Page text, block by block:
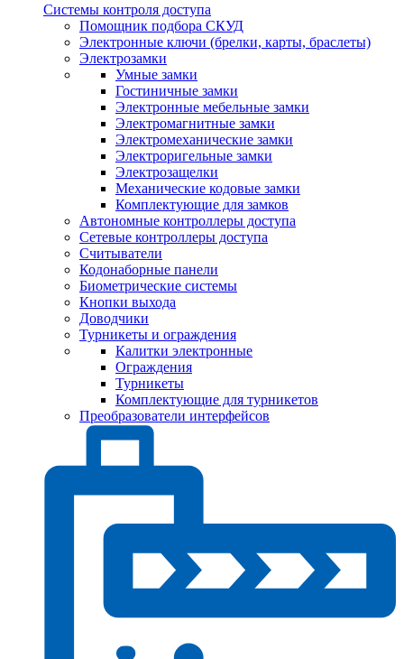
Системы контроля доступа
Помощник подбора СКУД
Электронные ключи (брелки, карты, браслеты)
Электрозамки
Умные замки
Гостиничные замки
Электронные мебельные замки
Электромагнитные замки
Электромеханические замки
Электроригельные замки
Электрозащелки
Механические кодовые замки
Комплектующие для замков
Автономные контроллеры доступа
Сетевые контроллеры доступа
Считыватели
Кодонаборные панели
Биометрические системы
Кнопки выхода
Доводчики
Турникеты и ограждения
Калитки электронные
Ограждения
Турникеты
Комплектующие для турникетов
Преобразователи интерфейсов